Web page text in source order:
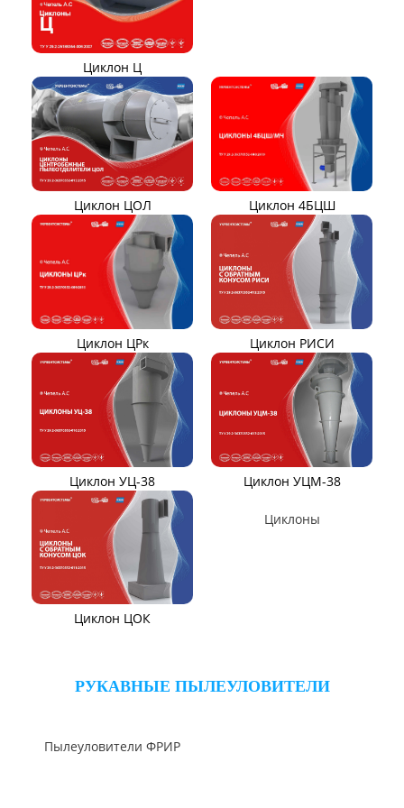
Циклон ЦН-15/МЧ
Циклон СЦН-40
Циклон ЦН-15У/МЧ Циклон ЦМ
Циклоны СИОТ Циклон БЦ-2
Циклон Ц
Циклон УЦ
Циклон ЦОЛ